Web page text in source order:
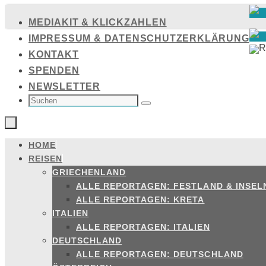
Inhalt
springen
MEDIAKIT & KLICKZAHLEN
IMPRESSUM & DATENSCHUTZERKLÄRUNG
KONTAKT
SPENDEN
NEWSLETTER
SUCHEN
NACH: Suchen
Zum
Inhalt
springen
HOME
REISEN
GRIECHENLAND
ALLE REPORTAGEN: FESTLAND &
ALLE REPORTAGEN: KRETA
ITALIEN
ALLE REPORTAGEN: ITALIEN
DEUTSCHLAND
ALLE REPORTAGEN: DEUTSCHLAND